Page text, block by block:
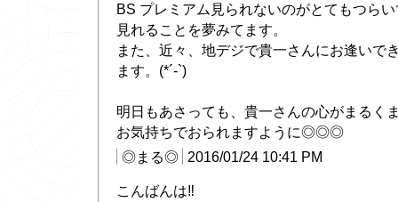
BS プレミアム見られないのがとてもつら
見れることを夢みてます。
また、近々、地デジで貴一さんにお逢いで
ます。(*´-`)
明日もあさっても、貴一さんの心がまるく
お気持ちでおられますように◎◎◎
◎まる◎
2016/01/24 10:41 PM
こんばんは‼